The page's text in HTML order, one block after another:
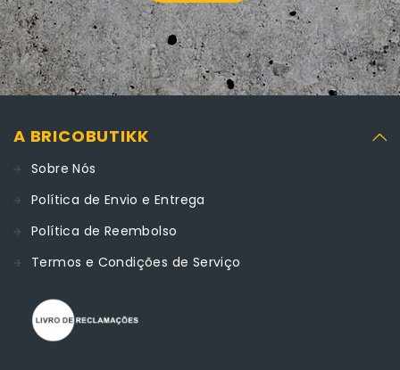
A BRICOBUTIKK
Sobre Nós
Política de Envio e Entrega
Política de Reembolso
Termos e Condições de Serviço